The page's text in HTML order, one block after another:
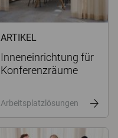
ARTIKEL
Inneneinrichtung für
Konferenzräume
Arbeitsplatzlösungen